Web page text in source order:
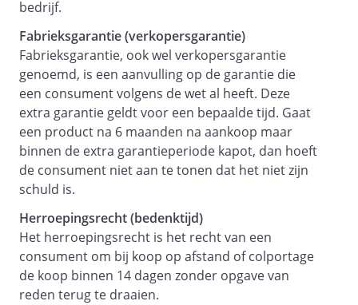
heeft in dat geval het recht om een
deel van de opdracht te laten
vervallen, dat boven de richtprijs
vermeerderd met 10% uitkomt.
Artikel 6 - Prijsindexering
De bij het aangaan van de
overeenkomst overeengekomen
prijzen en uurlonen zijn gebaseerd op
het op dat moment gehanteerde
prijspeil. Dienstverlener heeft het recht
de aan opdrachtgever te berekenen
vergoedingen jaarlijks per aan te
passen.
Aangepaste prijzen, tarieven en
uurlonen worden zo spoedig mogelijk
bedrijf.
Fabrieksgarantie (verkopersgarantie)
Fabrieksgarantie, ook wel verkopersgarantie
genoemd, is een aanvulling op de garantie die
een consument volgens de wet al heeft. Deze
extra garantie geldt voor een bepaalde tijd. Gaat
een product na 6 maanden na aankoop maar
binnen de extra garantieperiode kapot, dan hoeft
de consument niet aan te tonen dat het niet zijn
schuld is.
Herroepingsrecht (bedenktijd)
Het herroepingsrecht is het recht van een
consument om bij koop op afstand of colportage
de koop binnen 14 dagen zonder opgave van
reden terug te draaien.